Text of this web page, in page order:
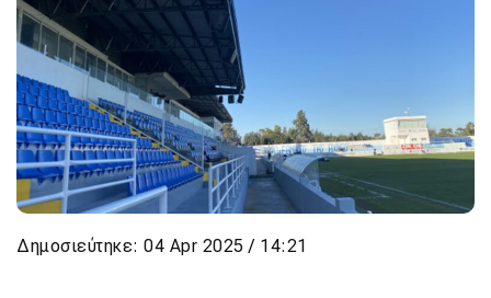
Δημοσιεύτηκε: 04 Apr 2025 / 14:21